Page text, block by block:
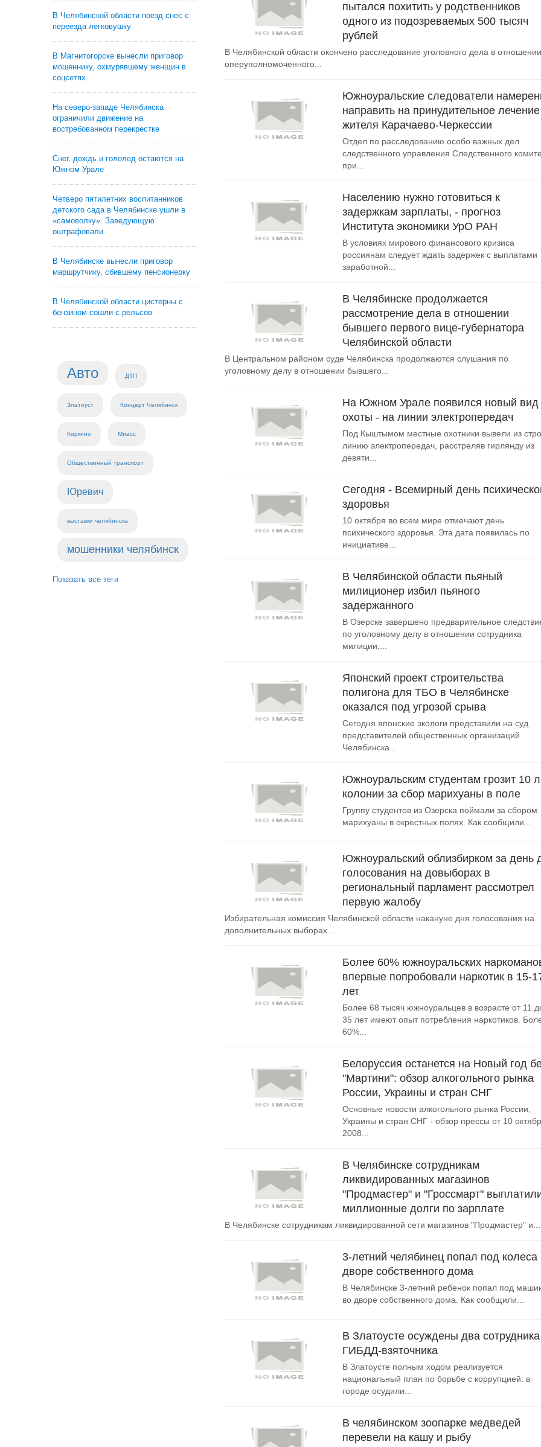
В Челябинской области поезд снес с
переезда легковушку
В Магнитогорске вынесли приговор
мошеннику, охмурявшему женщин в
соцсетях
На северо-западе Челябинска
ограничили движение на
востребованном перекрестке
Снег, дождь и гололед остаются на
Южном Урале
Четверо пятилетних воспитанников
детского сада в Челябинске ушли в
«самоволку». Заведующую
оштрафовали
В Челябинске вынесли приговор
маршрутчику, сбившему пенсионерку
В Челябинской области цистерны с
бензином сошли с рельсов
Авто ДТП
Златоуст Концерт Челябинск
Коркино Миасс
Общественный транспорт
Юревич
выставки челябинска
мошенники челябинск
Показать все теги
пытался похитить у родственников
одного из подозреваемых 500 тысяч
рублей
В Челябинской области окончено расследование уголовного дела в отношении
оперуполномоченного...
Южноуральские следователи
направить на принудительное лечение
жителя Карачаево-Черкессии
Отдел по расследованию особо важных дел
следственного управления Следственного
при...
Населению нужно готовиться к
задержкам зарплаты, - прогноз
Института экономики УрО РАН
В условиях мирового финансового кризиса
россиянам следует ждать задержек с выплатами
заработной...
В Челябинске продолжается
рассмотрение дела в отношении
бывшего первого вице-губернатора
Челябинской области
В Центральном районом суде Челябинска продолжаются слушания по
уголовному делу в отношении бывшего...
На Южном Урале появился новый вид
охоты - на линии электропередач
Под Кыштымом местные охотники вывели из
линию электропередач, расстреляв гирлянду из
девяти...
Сегодня - Всемирный день
здоровья
10 октября во всем мире отмечают день
психического здоровья. Эта дата появилась по
инициативе...
В Челябинской области пьяный
милиционер избил пьяного
задержанного
В Озерске завершено предварительное
по уголовному делу в отношении сотрудника
милиции,...
Японский проект строительства
полигона для ТБО в Челябинске
оказался под угрозой срыва
Сегодня японские экологи представили на суд
представителей общественных организаций
Челябинска...
Южноуральским студентам грозит 10
колонии за сбор марихуаны в поле
Группу студентов из Озерска поймали за сбором
марихуаны в окрестных полях. Как сообщили...
Южноуральский облизбирком за день
голосования на довыборах в
региональный парламент рассмотрел
первую жалобу
Избирательная комиссия Челябинской области накануне дня голосования на
дополнительных выборах...
Более 60% южноуральских
впервые попробовали наркотик в 15-
лет
Более 68 тысяч южноуральцев в возрасте от 11
35 лет имеют опыт потребления наркотиков.
60%...
Белоруссия останется на Новый год
"Мартини": обзор алкогольного рынка
России, Украины и стран СНГ
Основные новости алкогольного рынка России,
Украины и стран СНГ - обзор прессы от 10
2008...
В Челябинске сотрудникам
ликвидированных магазинов
"Продмастер" и "Гроссмарт"
миллионные долги по зарплате
В Челябинске сотрудникам ликвидированной сети магазинов "Продмастер" и...
3-летний челябинец попал под колеса
дворе собственного дома
В Челябинске 3-летний ребенок попал под
во дворе собственного дома. Как сообщили...
В Златоусте осуждены два сотрудника
ГИБДД-взяточника
В Златоусте полным ходом реализуется
национальный план по борьбе с коррупцией: в
городе осудили...
В челябинском зоопарке медведей
перевели на кашу и рыбу